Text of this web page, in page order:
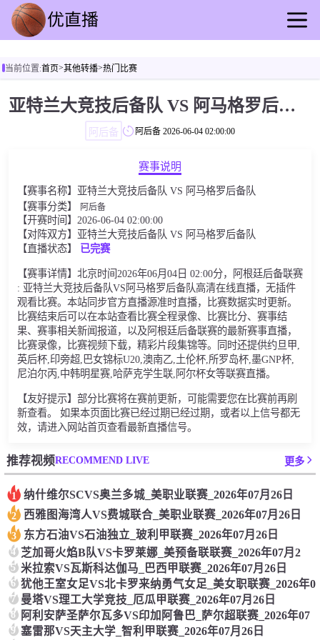
足球直播
篮球直播
足球录播
其他转播
当前位置:首页>其他转播>热门比赛
亚特兰大竞技后备队 VS 阿马格罗后备队
阿后备 阿后备 2026-06-04 02:00:00
赛事说明
【赛事名称】亚特兰大竞技后备队 VS 阿马格罗后备队
【赛事分类】
阿后备
【开赛时间】2026-06-04 02:00:00
【对阵双方】亚特兰大竞技后备队 VS 阿马格罗后备队
【直播状态】
已完赛
【赛事详情】北京时间2026年06月04日 02:00分，阿根廷后备联赛
: 亚特兰大竞技后备队VS阿马格罗后备队高清在线直播，无插件
观看比赛。本站同步官方直播源准时直播，比赛数据实时更新。
比赛结束后可以在本站查看比赛全程录像、比赛比分、赛事结
果、赛事相关新闻报道，以及阿根廷后备联赛的最新赛事直播，
比赛录像，比赛视频下载，精彩片段集锦等。同时还提供约旦甲,
英后杯,印旁超,巴女锦标U20,澳南乙,土伦杯,所罗岛杯,墨GNP杯,
尼泊尔丙,中韩明星赛,哈萨克学生联,阿尔杯女等联赛直播。
【友好提示】部分比赛将在赛前更新，可能需要您在比赛前再刷
新查看。 如果本页面比赛已经过期已经过期，或者以上信号都无
效，请进入网站首页查看最新直播信号。
推荐视频RECOMMEND LIVE 更多
1 纳什维尔SCVS奥兰多城_美职业联赛_2026年07月26日
2 西雅图海湾人VS费城联合_美职业联赛_2026年07月26日
3 东方石油VS石油独立_玻利甲联赛_2026年07月26日
4 芝加哥火焰B队VS卡罗莱娜_美预备联联赛_2026年07月2
5 米拉索VS瓦斯科达伽马_巴西甲联赛_2026年07月26日
6 犹他王室女足VS北卡罗来纳勇气女足_美女职联赛_2026年0
7 曼塔VS理工大学竞技_厄瓜甲联赛_2026年07月26日
8 阿利安萨圣萨尔瓦多VS印加阿鲁巴_萨尔超联赛_2026年07
9 塞雷那VS天主大学_智利甲联赛_2026年07月26日